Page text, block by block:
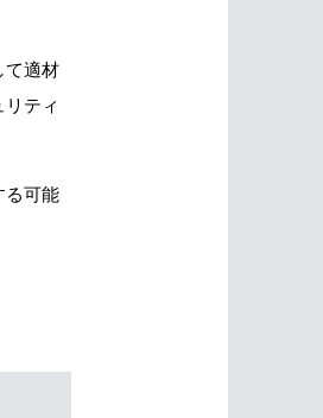
て適材
ティ
る可能